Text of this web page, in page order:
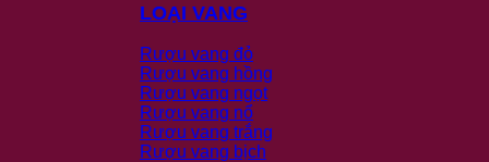
LOẠI VANG
Rượu vang đỏ
Rượu vang hồng
Rượu vang ngọt
Rượu vang nổ
Rượu vang trắng
Rượu vang bịch